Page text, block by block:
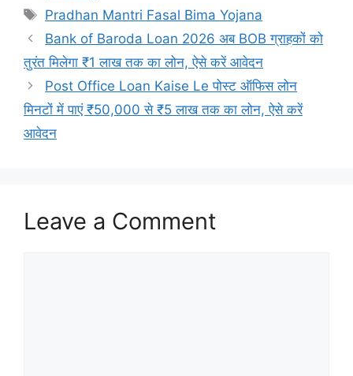
Tags
Pradhan Mantri Fasal Bima Yojana
Bank of Baroda Loan 2026 अब BOB ग्राहकों को
तुरंत मिलेगा ₹1 लाख तक का लोन, ऐसे करें आवेदन
Post Office Loan Kaise Le पोस्ट ऑफिस लोन
मिनटों में पाएं ₹50,000 से ₹5 लाख तक का लोन, ऐसे करें
आवेदन
Leave a Comment